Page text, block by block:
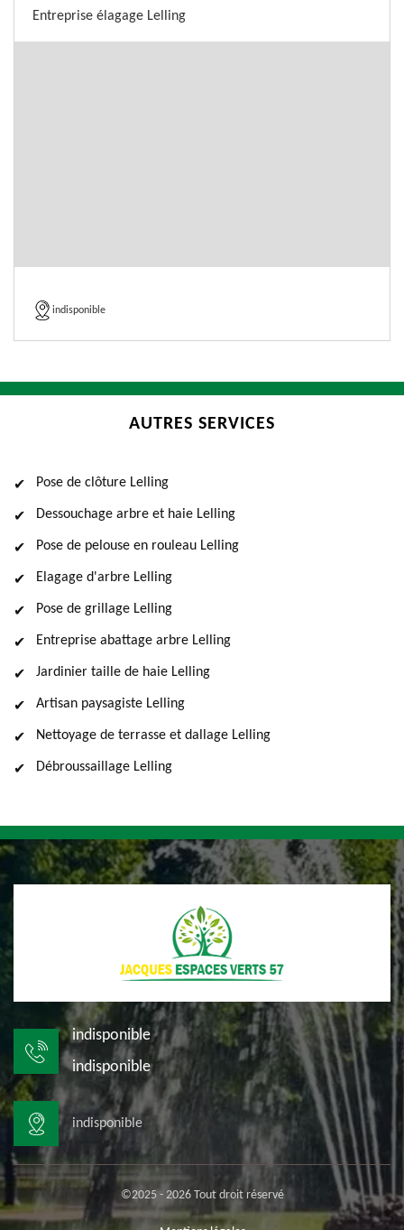
Entreprise élagage Lelling
indisponible
AUTRES SERVICES
Pose de clôture Lelling
Dessouchage arbre et haie Lelling
Pose de pelouse en rouleau Lelling
Elagage d'arbre Lelling
Pose de grillage Lelling
Entreprise abattage arbre Lelling
Jardinier taille de haie Lelling
Artisan paysagiste Lelling
Nettoyage de terrasse et dallage Lelling
Débroussaillage Lelling
indisponible
indisponible
indisponible
©2025 - 2026 Tout droit réservé